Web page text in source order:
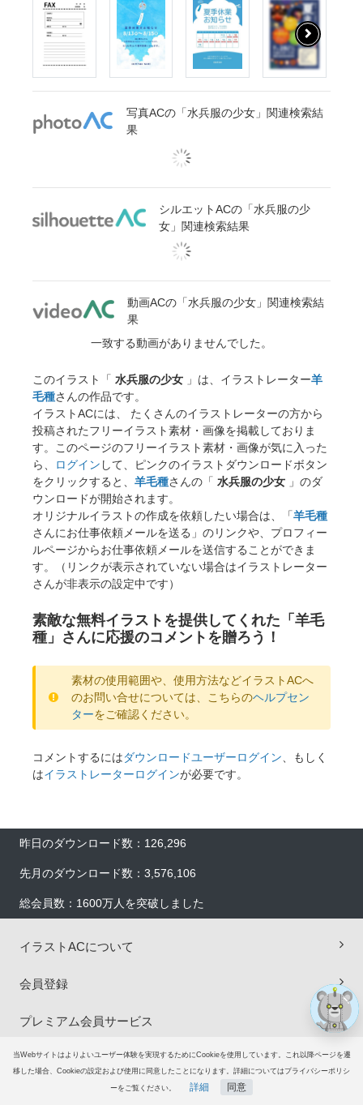
当Webサイトはよりよいユーザー体験を実現するためにCookieを使用しています。これ以降ページを遷
移した場合、Cookieの設定および使用に同意したことになります。詳細についてはプライバシーポリシ
ーをご覧ください。 詳細 同意
写真ACの「水兵服の少女」関連検索結
果
シルエットACの「水兵服の少
女」関連検索結果
動画ACの「水兵服の少女」関連検索結
果
一致する動画がありませんでした。
このイラスト「 水兵服の少女 」は、イラストレーター羊
毛種さんの作品です。
イラストACには、 たくさんのイラストレーターの方から
投稿されたフリーイラスト素材・画像を掲載しておりま
す。このページのフリーイラスト素材・画像が気に入った
ら、
ログイン して、ピンクのイラストダウンロードボタン
をクリックすると、 羊毛種さんの「 水兵服の少女 」のダ
ウンロードが開始されます。
オリジナルイラストの作成を依頼したい場合は、「羊毛種
さんにお仕事依頼メールを送る」のリンクや、プロフィー
ルページからお仕事依頼メールを送信することができま
す。（リンクが表示されていない場合はイラストレーター
さんが非表示の設定中です）
素敵な無料イラストを提供してくれた「羊毛
種」さんに応援のコメントを贈ろう！
素材の使用範囲や、使用方法などイラストACへ
のお問い合せについては、こちらのヘルプセン
ターをご確認ください。
コメントするにはダウンロードユーザーログイン 、もしく
はイラストレーターログインが必要です。
昨日のダウンロード数：126,296
先月のダウンロード数：3,576,106
総会員数：1600万人を突破しました
イラストACについて
会員登録
プレミアム会員サービス
ヘルプ＆ガイド